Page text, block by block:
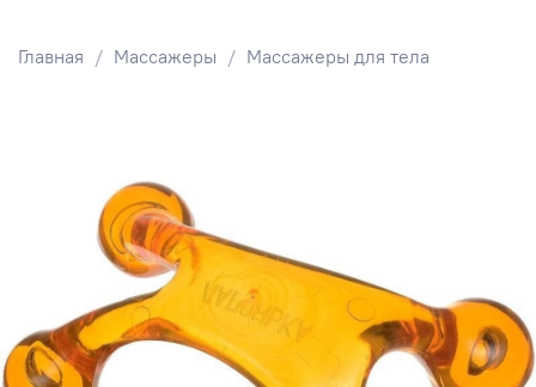
Главная Массажеры Массажеры для тела